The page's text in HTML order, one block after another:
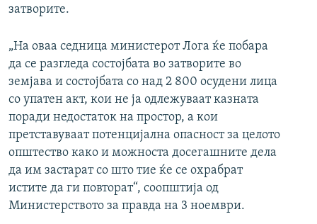
затворите.
„На оваа седница министерот Лога ќе побара
да се разгледа состојбата во затворите во
земјава и состојбата со над 2 800 осудени лица
со упатен акт, кои не ја одлежуваат казната
поради недостаток на простор, а кои
претставуваат потенцијална опасност за целото
општество како и можноста досегашните дела
да им застарат со што тие ќе се охрабрат
истите да ги повторат“, соопштија од
Министерството за правда на 3 ноември.